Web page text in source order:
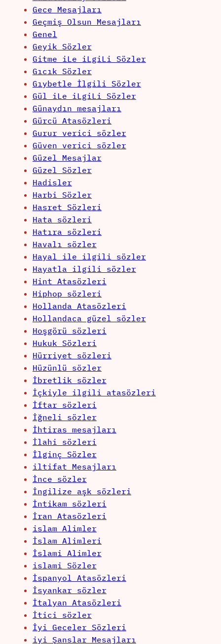
Gece Mesajları
Geçmiş Olsun Mesajları
Genel
Geyik Sözler
Gitme iLe iLgiLi Sözler
Gıcık Sözler
Gıybetle İlgili Sözler
Gül iLe iLgiLi Sözler
Günaydın mesajları
Gürcü Atasözleri
Gurur verici sözler
Güven verici sözler
Güzel Mesajlar
Güzel Sözler
Hadisler
Harbi Sözler
Hasret Sözleri
Hata sözleri
Hatıra sözleri
Havalı sözler
Hayal ile ilgili sözler
Hayatla ilgili sözler
Hint Atasözleri
Hiphop sözleri
Hollanda Atasözleri
Hollandaca güzel sözler
Hoşgörü sözleri
Hukuk Sözleri
Hürriyet sözleri
Hüzünlü sözler
İbretlik sözler
İçkiyle ilgili atasözleri
İftar sözleri
İğneli sözler
İhtiras mesajları
İlahi sözleri
İlginç Sözler
iltifat Mesajları
İnce sözler
İngilize aşk sözleri
İntikam sözleri
İran Atasözleri
islam Alimler
İslam Alimleri
İslami Alimler
islami Sözler
İspanyol Atasözleri
İsyankar sözler
İtalyan Atasözleri
İtici sözler
İyi Geceler Sözleri
iyi Şanslar Mesajları